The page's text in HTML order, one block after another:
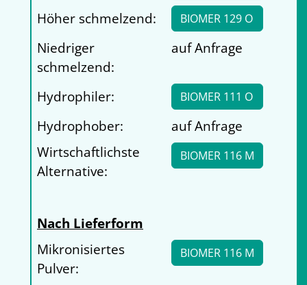
Höher schmelzend: BIOMER 129 O
Niedriger
schmelzend:
auf Anfrage
Hydrophiler: BIOMER 111 O
Hydrophober:
auf Anfrage
Wirtschaftlichste
Alternative:
BIOMER 116 M
Nach Lieferform
Mikronisiertes
Pulver:
BIOMER 116 M